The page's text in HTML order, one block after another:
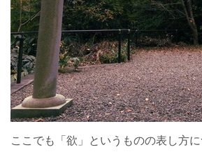
ここでも「欲」というものの表し方